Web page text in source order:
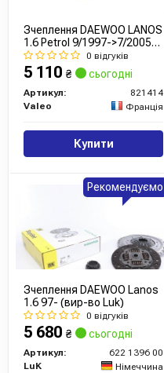
Зчеплення DAEWOO LANOS
1.6 Petrol 9/1997->7/2005
(вир-во Valeo)0 відгуків
5 110 ₴ сьогодні
Артикул:
821414
Valeo
Франція
Купити
Зчеплення DAEWOO Lanos
1.6 97- (вир-во Luk)
0 відгуків
5 680 ₴ сьогодні
Артикул:
622 1396 00
LuK
Німеччина
Рекомендуємо